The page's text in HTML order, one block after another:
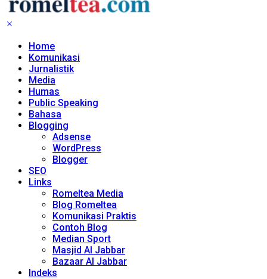
Home
Komunikasi
Jurnalistik
Media
Humas
Public Speaking
Bahasa
Blogging
Adsense
WordPress
Blogger
SEO
Links
Romeltea Media
Blog Romeltea
Komunikasi Praktis
Contoh Blog
Median Sport
Masjid Al Jabbar
Bazaar Al Jabbar
Indeks